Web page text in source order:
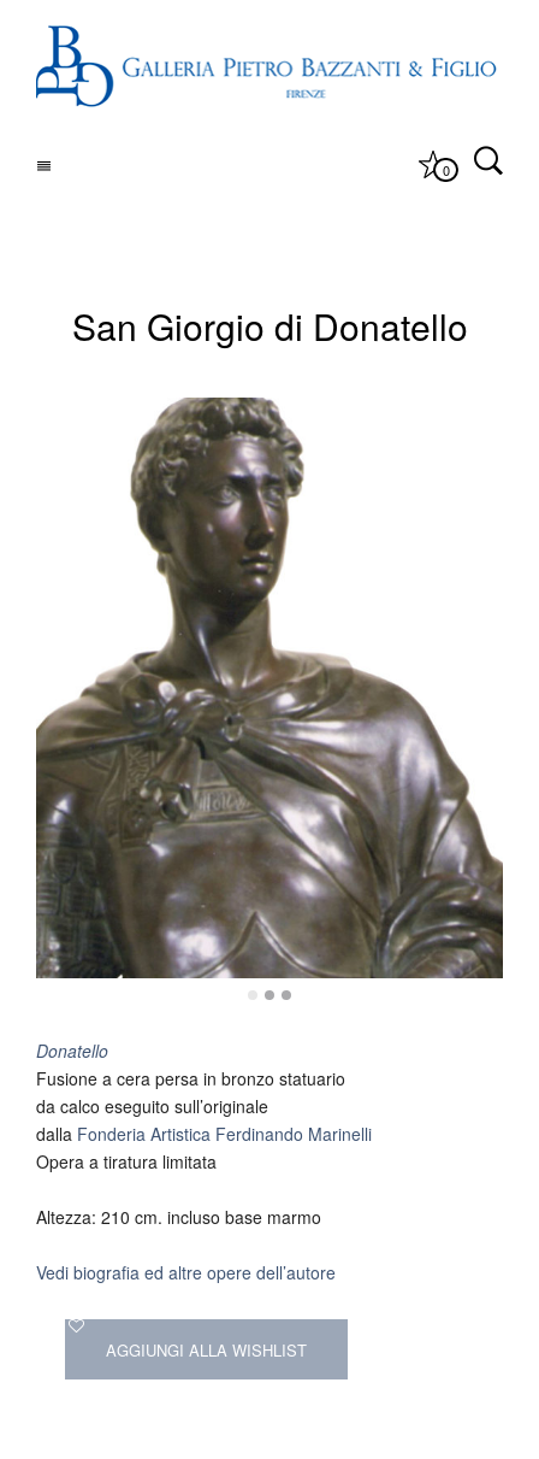
0
San Giorgio di Donatello
Donatello
Fusione a cera persa in bronzo statuario
da calco eseguito sull’originale
dalla Fonderia Artistica Ferdinando Marinelli
Opera a tiratura limitata
Altezza: 210 cm. incluso base marmo
Vedi biografia ed altre opere dell’autore
AGGIUNGI ALLA WISHLIST